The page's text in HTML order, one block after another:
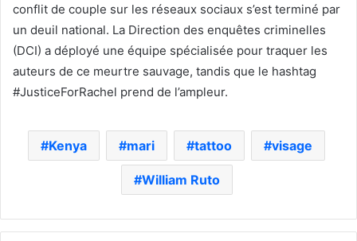
conflit de couple sur les réseaux sociaux s’est terminé par
un deuil national. La Direction des enquêtes criminelles
(DCI) a déployé une équipe spécialisée pour traquer les
auteurs de ce meurtre sauvage, tandis que le hashtag
#JusticeForRachel prend de l’ampleur.
Kenya mari tattoo visage
William Ruto